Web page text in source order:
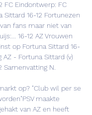
FC Eindontwerp: FC
Sittard 16-12 Fortunezen
fans maar niet van
16-12 AZ Vrouwen
op Fortuna Sittard 16-
AZ - Fortuna Sittard (v)
Samenvatting N.
op? "Club wil per se
maakte
van AZ en heeft